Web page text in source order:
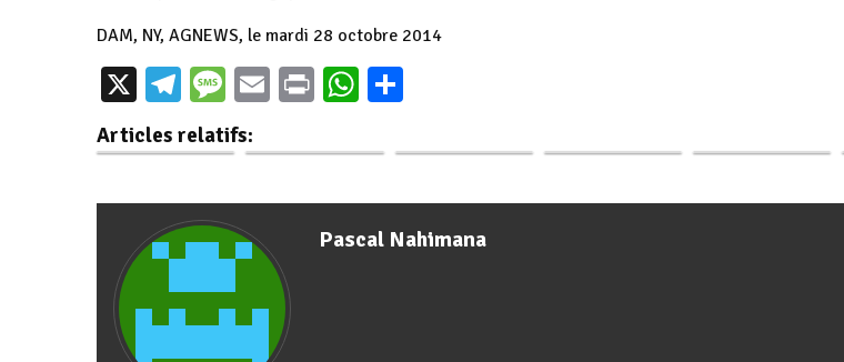
DAM, NY, AGNEWS, le mardi 28 octobre 2014
X Telegram
Message
EmailPrintWhatsApp
Articles relatifs:
Burundi : 10 ans
révolution…
Burundi / 13-05-
Pascal Nahimana